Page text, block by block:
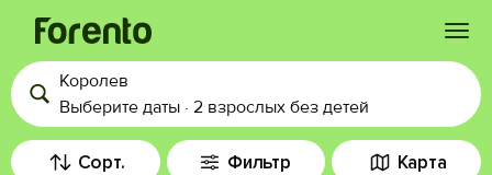
Войти
Избранное
Королев
Выберите даты · 2 взрослых без детей
Сорт. Фильтр Карта